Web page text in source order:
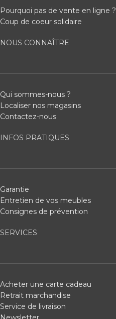
Pourquoi pas de vente en ligne ?
Coup de coeur solidaire
NOUS CONNAÎTRE
Qui sommes-nous ?
Localiser nos magasins
Contactez-nous
INFOS PRATIQUES
Garantie
Entretien de vos meubles
Consignes de prévention
SERVICES
Acheter une carte cadeau
Retrait marchandise
Service de livraison